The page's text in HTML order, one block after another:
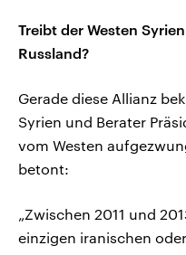
Treibt der Westen
Russland?
Gerade diese Allianz
Syrien und Berater
vom Westen
betont:
„Zwischen 2011 und
einzigen iranischen